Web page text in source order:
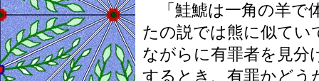
「鮭鯱は一角の羊で
たの説では熊に似てい
ながらに有罪者を見分
するとき、有罪かどう